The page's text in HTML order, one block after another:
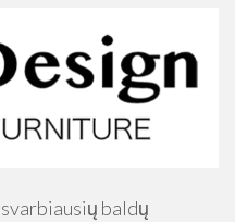
baldų